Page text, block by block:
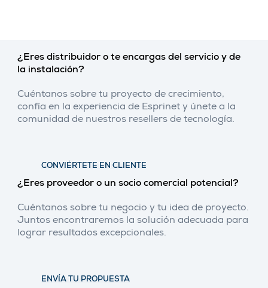
¿Eres distribuidor o te encargas del servicio y de
la instalación?
Cuéntanos sobre tu proyecto de crecimiento,
confía en la experiencia de Esprinet y únete a la
comunidad de nuestros resellers de tecnología.
CONVIÉRTETE EN CLIENTE
¿Eres proveedor o un socio comercial potencial?
Cuéntanos sobre tu negocio y tu idea de proyecto.
Juntos encontraremos la solución adecuada para
lograr resultados excepcionales.
ENVÍA TU PROPUESTA